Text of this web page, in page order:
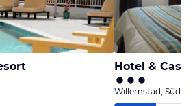
Hotel &
Willemstad,